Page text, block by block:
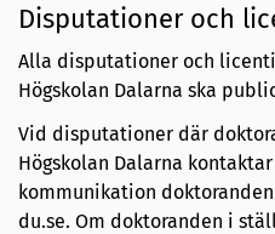
Disputationer och
Alla disputationer och
Högskolan Dalarna ska
Vid disputationer där
Högskolan Dalarna
kommunikation
du.se. Om doktoranden i